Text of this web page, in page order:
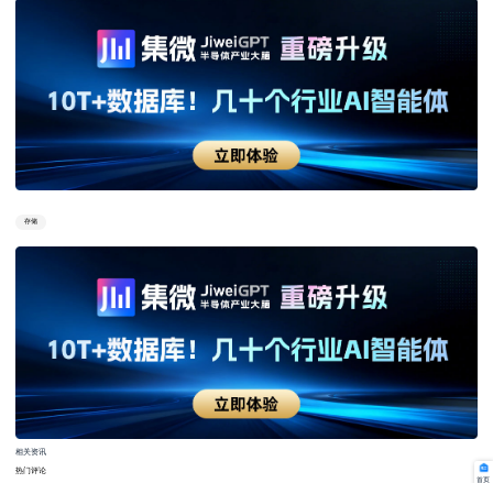
存储
相关资讯
热门评论
首页